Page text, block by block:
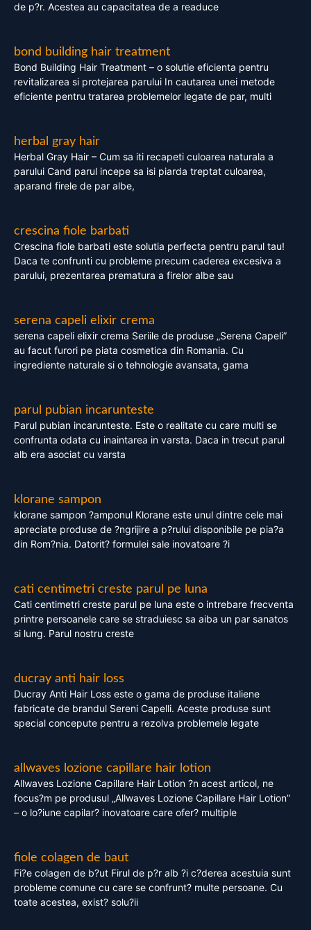
de p?r. Acestea au capacitatea de a readuce
bond building hair treatment
Bond Building Hair Treatment – o solutie eficienta pentru
revitalizarea si protejarea parului In cautarea unei metode
eficiente pentru tratarea problemelor legate de par, multi
herbal gray hair
Herbal Gray Hair – Cum sa iti recapeti culoarea naturala a
parului Cand parul incepe sa isi piarda treptat culoarea,
aparand firele de par albe,
crescina fiole barbati
Crescina fiole barbati este solutia perfecta pentru parul tau!
Daca te confrunti cu probleme precum caderea excesiva a
parului, prezentarea prematura a firelor albe sau
serena capeli elixir crema
serena capeli elixir crema Seriile de produse „Serena Capeli”
au facut furori pe piata cosmetica din Romania. Cu
ingrediente naturale si o tehnologie avansata, gama
parul pubian incarunteste
Parul pubian incarunteste. Este o realitate cu care multi se
confrunta odata cu inaintarea in varsta. Daca in trecut parul
alb era asociat cu varsta
klorane sampon
klorane sampon ?amponul Klorane este unul dintre cele mai
apreciate produse de ?ngrijire a p?rului disponibile pe pia?a
din Rom?nia. Datorit? formulei sale inovatoare ?i
cati centimetri creste parul pe luna
Cati centimetri creste parul pe luna este o intrebare frecventa
printre persoanele care se straduiesc sa aiba un par sanatos
si lung. Parul nostru creste
ducray anti hair loss
Ducray Anti Hair Loss este o gama de produse italiene
fabricate de brandul Sereni Capelli. Aceste produse sunt
special concepute pentru a rezolva problemele legate
allwaves lozione capillare hair lotion
Allwaves Lozione Capillare Hair Lotion ?n acest articol, ne
focus?m pe produsul „Allwaves Lozione Capillare Hair Lotion”
– o lo?iune capilar? inovatoare care ofer? multiple
fiole colagen de baut
Fi?e colagen de b?ut Firul de p?r alb ?i c?derea acestuia sunt
probleme comune cu care se confrunt? multe persoane. Cu
toate acestea, exist? solu?ii